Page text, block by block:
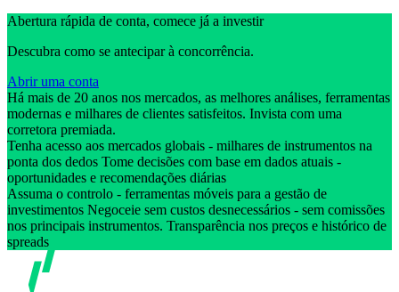
Abertura rápida de conta, comece já a investir
Descubra como se antecipar à concorrência.
Abrir uma conta
Há mais de 20 anos nos mercados, as melhores análises, ferramentas
modernas e milhares de clientes satisfeitos. Invista com uma
corretora premiada.
Tenha acesso aos mercados globais - milhares de instrumentos na
ponta dos dedos Tome decisões com base em dados atuais -
oportunidades e recomendações diárias
Assuma o controlo - ferramentas móveis para a gestão de
investimentos Negoceie sem custos desnecessários - sem comissões
nos principais instrumentos. Transparência nos preços e histórico de
spreads